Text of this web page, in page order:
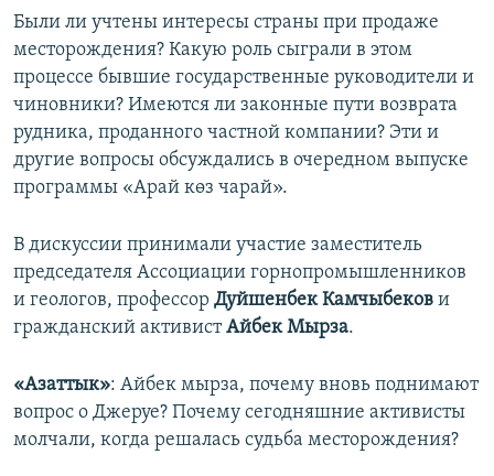
Были ли учтены интересы страны при продаже
месторождения? Какую роль сыграли в этом
процессе бывшие государственные руководители и
чиновники? Имеются ли законные пути возврата
рудника, проданного частной компании? Эти и
другие вопросы обсуждались в очередном выпуске
программы «Арай көз чарай».
В дискуссии принимали участие заместитель
председателя Ассоциации горнопромышленников
и геологов, профессор Дуйшенбек Камчыбеков и
гражданский активистАйбек Мырза.
«Азаттык»: Айбек мырза, почему вновь поднимают
вопрос о Джеруе? Почему сегодняшние активисты
молчали, когда решалась судьба месторождения?